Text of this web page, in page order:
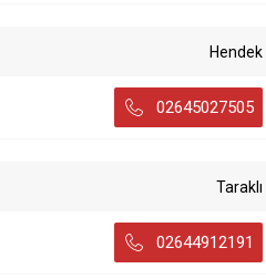
Hendek
02645027505
Taraklı
02644912191